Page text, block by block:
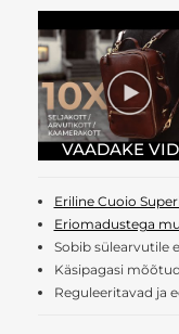
Eriline Cuoio
Eriomadustega
Sobib sülearvutile
Käsipagasi
Reguleeritavad ja